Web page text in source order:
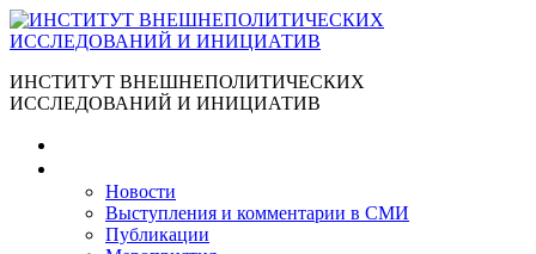
ИНСТИТУТ ВНЕШНЕПОЛИТИЧЕСКИХ
ИССЛЕДОВАНИЙ И ИНИЦИАТИВ
Новости
Выступления и коммента­рии в СМИ
Публикации